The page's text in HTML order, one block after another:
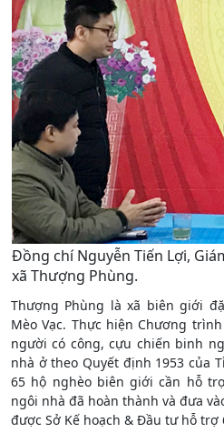
Đồng chí Nguyễn Tiến Lợi,
xã Thượng Phùng.
Thượng Phùng là xã biên giới
Mèo Vạc. Thực hiện Chương
người có công, cựu chiến binh
nhà ở theo Quyết định 1953 của
65 hộ nghèo biên giới cần hỗ
ngôi nhà đã hoàn thành và đưa
được Sở Kế hoạch & Đầu tư hỗ trợ